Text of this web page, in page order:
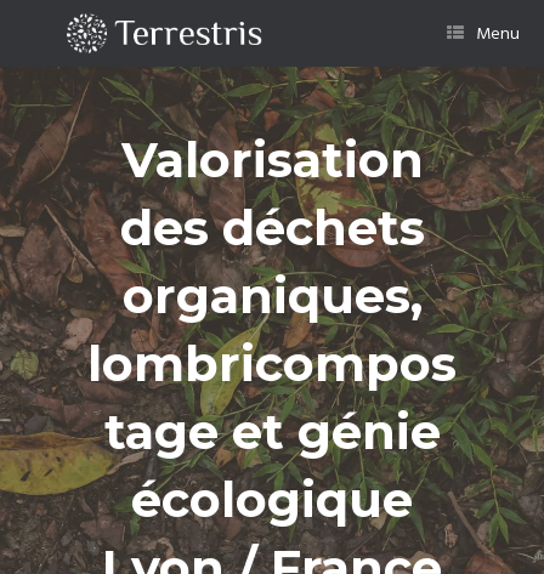
Menu
Valorisation
des déchets
organiques,
lombricompos
tage et génie
écologique